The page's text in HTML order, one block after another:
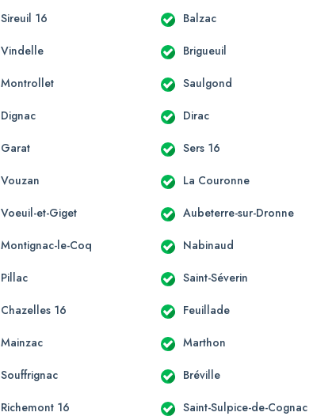
Sireuil 16 Balzac
Vindelle Brigueuil
Montrollet Saulgond
Dignac Dirac
Garat Sers 16
Vouzan La Couronne
Voeuil-et-Giget Aubeterre-sur-Dronne
Montignac-le-Coq Nabinaud
Pillac Saint-Séverin
Chazelles 16 Feuillade
Mainzac Marthon
Souffrignac Bréville
Richemont 16 Saint-Sulpice-de-Cognac